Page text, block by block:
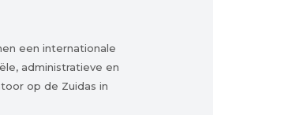
een internationale
administratieve en
op de Zuidas in